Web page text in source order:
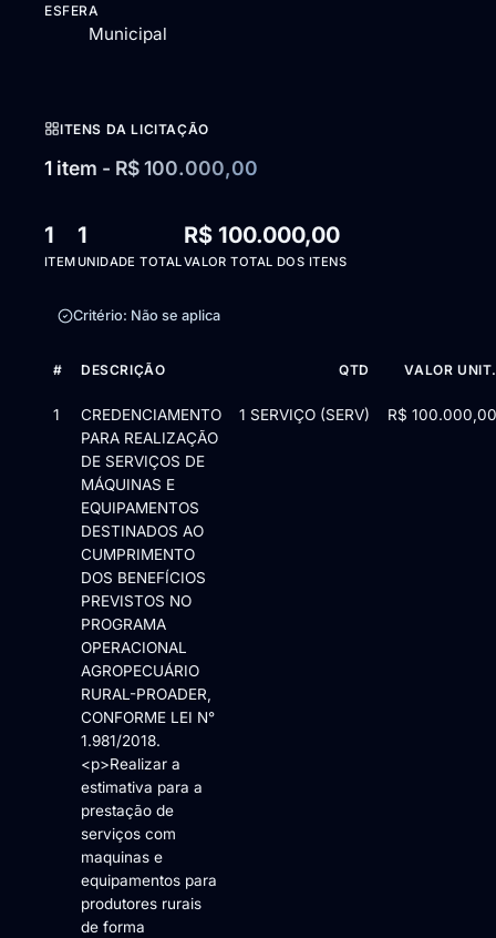
ESFERA
Municipal
ITENS DA LICITAÇÃO
1 item - R$ 100.000,00
1
ITEM
1
UNIDADE TOTAL
R$ 100.000,00
VALOR TOTAL DOS ITENS
Critério: Não se aplica
Itens da licitação Edital de Chamamento Público nº PRI 4/
# DESCRIÇÃO QTD VALOR UNIT.
1
CREDENCIAMENTO
PARA REALIZAÇÃO
DE SERVIÇOS DE
MÁQUINAS E
EQUIPAMENTOS
DESTINADOS AO
CUMPRIMENTO
DOS BENEFÍCIOS
PREVISTOS NO
PROGRAMA
OPERACIONAL
AGROPECUÁRIO
RURAL-PROADER,
CONFORME LEI N°
1.981/2018.
<p>Realizar a
estimativa para a
prestação de
serviços com
maquinas e
equipamentos para
produtores rurais
de forma
1 SERVIÇO (SERV) R$ 100.000,00